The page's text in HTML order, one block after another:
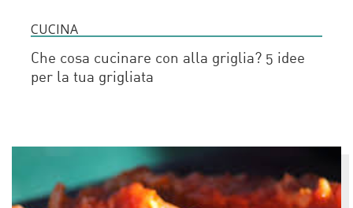
CUCINA
Che cosa cucinare con alla griglia? 5 idee
per la tua grigliata